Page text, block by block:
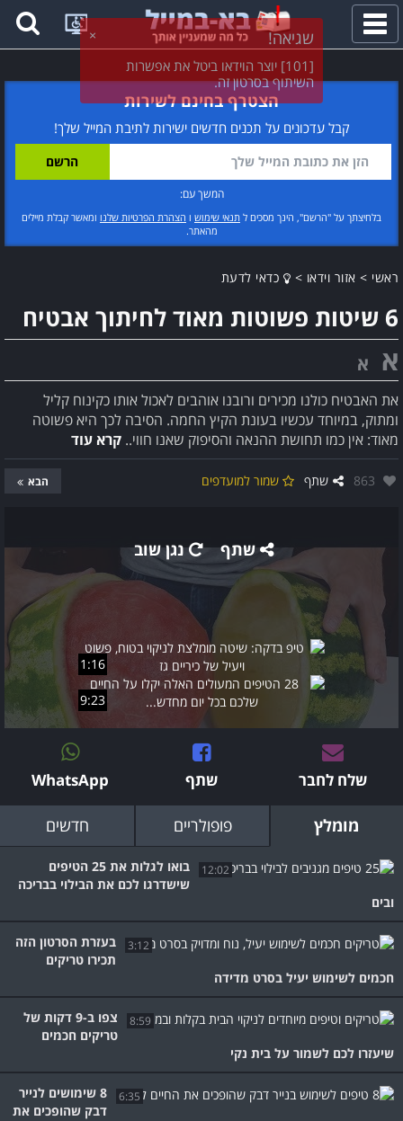
פתח
תפריט
הצטרף בחינם לשירות
קבל עדכונים על תכנים חדשים ישירות לתיבת המייל שלך!
המשך עם:
בלחיצתך על "הרשם", הינך מסכים ל תנאי שימוש ו הצהרת הפרטיות שלנו ומאשר קבלת מיילים
מהאתר.
ראשי > אזור וידאו > כדאי לדעת
6 שיטות פשוטות מאוד לחיתוך אבטיח
א א
את האבטיח כולנו מכירים ורובנו אוהבים לאכול אותו כקינוח קליל
ומתוק, במיוחד עכשיו בעונת הקיץ החמה. הסיבה לכך היא פשוטה
מאוד: אין כמו תחושת ההנאה והסיפוק שאנו חווי.. קרא עוד
אהבו:
863 שתף שמור למועדפים הבא
שתף נגן שוב
1:16
9:23
שלח לחבר שתף WhatsApp
מומלץ פופולריים חדשים
12:02
בואו לגלות את 25 הטיפים
שישדרגו לכם את הבילוי בבריכה
ובים
3:12
בעזרת הסרטון הזה
תכירו טריקים
חכמים לשימוש יעיל בסרט מדידה
8:59
צפו ב-9 דקות של
טריקים חכמים
שיעזרו לכם לשמור על בית נקי
6:35
8 שימושים לנייר
דבק שהופכים את